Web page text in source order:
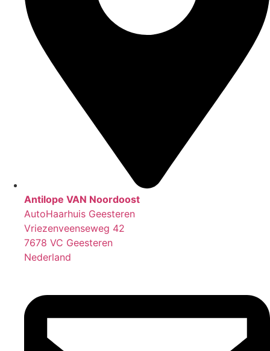
Antilope VAN Noordoost
AutoHaarhuis Geesteren
Vriezenveenseweg 42
7678 VC Geesteren
Nederland